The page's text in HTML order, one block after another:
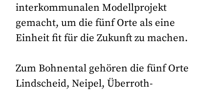
interkommunalen Modellprojekt
gemacht, um die fünf Orte als eine
Einheit fit für die Zukunft zu machen.
Zum Bohnental gehören die fünf Orte
Lindscheid, Neipel, Überroth-